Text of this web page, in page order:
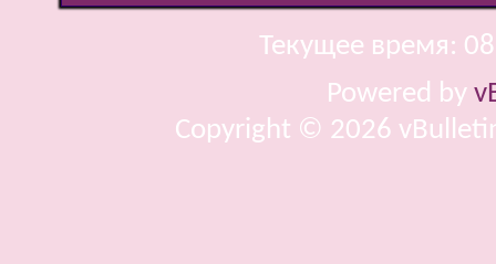
Текущее время:
Powered by
Copyright © 2026